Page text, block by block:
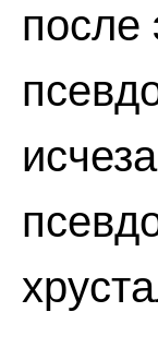
после